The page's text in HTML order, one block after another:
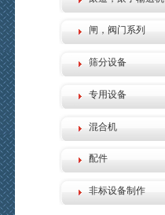
闸，阀门系列
筛分设备
专用设备
混合机
配件
非标设备制作